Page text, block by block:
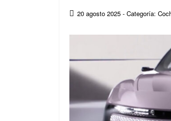
20 agosto 2025 - Categoría: